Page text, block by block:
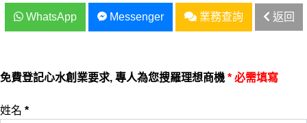
WhatsApp Messenger 業務查詢 返回
免費登記心水創業要求, 專人為您搜羅理想商機 * 必需填寫
姓名 *